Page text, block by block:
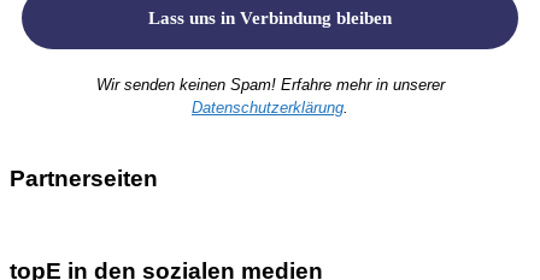
Wir senden keinen Spam! Erfahre mehr in unserer
Datenschutzerklärung.
Partnerseiten
topE in den sozialen medien